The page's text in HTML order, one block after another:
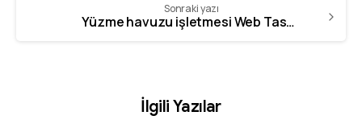
Sonraki yazı
Yüzme havuzu işletmesi Web Tasarım Hizmetleri | GZR Ajans – 0342 606 07 21
İlgili Yazılar